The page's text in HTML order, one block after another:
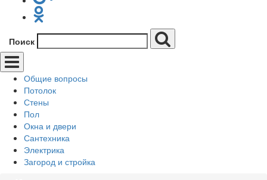
Поиск
Общие вопросы
Потолок
Стены
Пол
Окна и двери
Сантехника
Электрика
Загород и стройка